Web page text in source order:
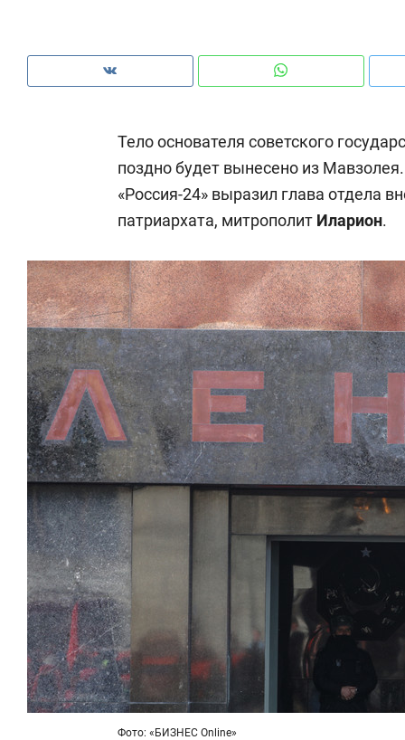
Тело основателя советского
поздно будет вынесено из
«Россия-24» выразил глава отдела
патриархата, митрополит Иларион.
Фото: «БИЗНЕС Online»
Рекомендуем
Как ГК «МИР ГРУПП» и ВТБ
создают оазис жилого
комфорта под Казанью
Рекомендуем
150 камер
ID вместо